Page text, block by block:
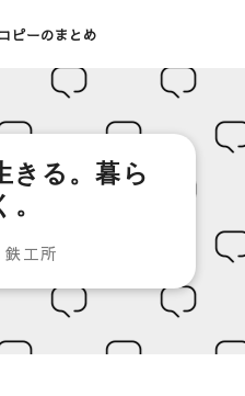
ピーのまとめ
きる。暮ら
工所